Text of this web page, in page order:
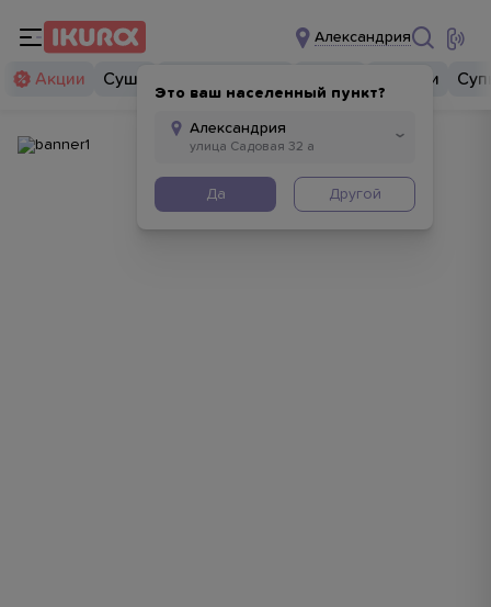
Александрия
Это ваш населенный пункт?
Да Другой
Акции Суши Закуски